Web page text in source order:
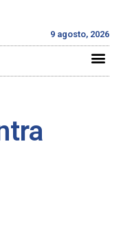
9 agosto, 2026